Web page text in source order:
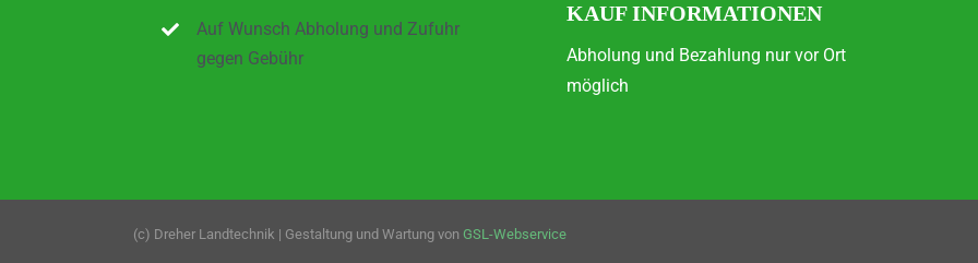
Auf Wunsch Abholung und Zufuhr
gegen Gebühr
KAUF INFORMATIONEN
Abholung und Bezahlung nur vor Ort
möglich
(c) Dreher Landtechnik | Gestaltung und Wartung von GSL-Webservice